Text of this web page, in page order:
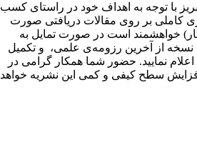
با توجه به اهداف خود در راستای کسب
کاملی بر روی مقالات دریافتی صورت
خواهشمند است در صورت تمایل به
از آخرین رزومه‌ی علمی، و تکمیل
نمایید. حضور شما همکار گرامی در
سطح کیفی و کمی این نشریه خواهد